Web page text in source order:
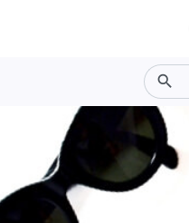
search